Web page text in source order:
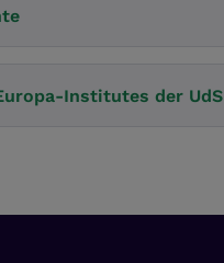
Institutes der UdS